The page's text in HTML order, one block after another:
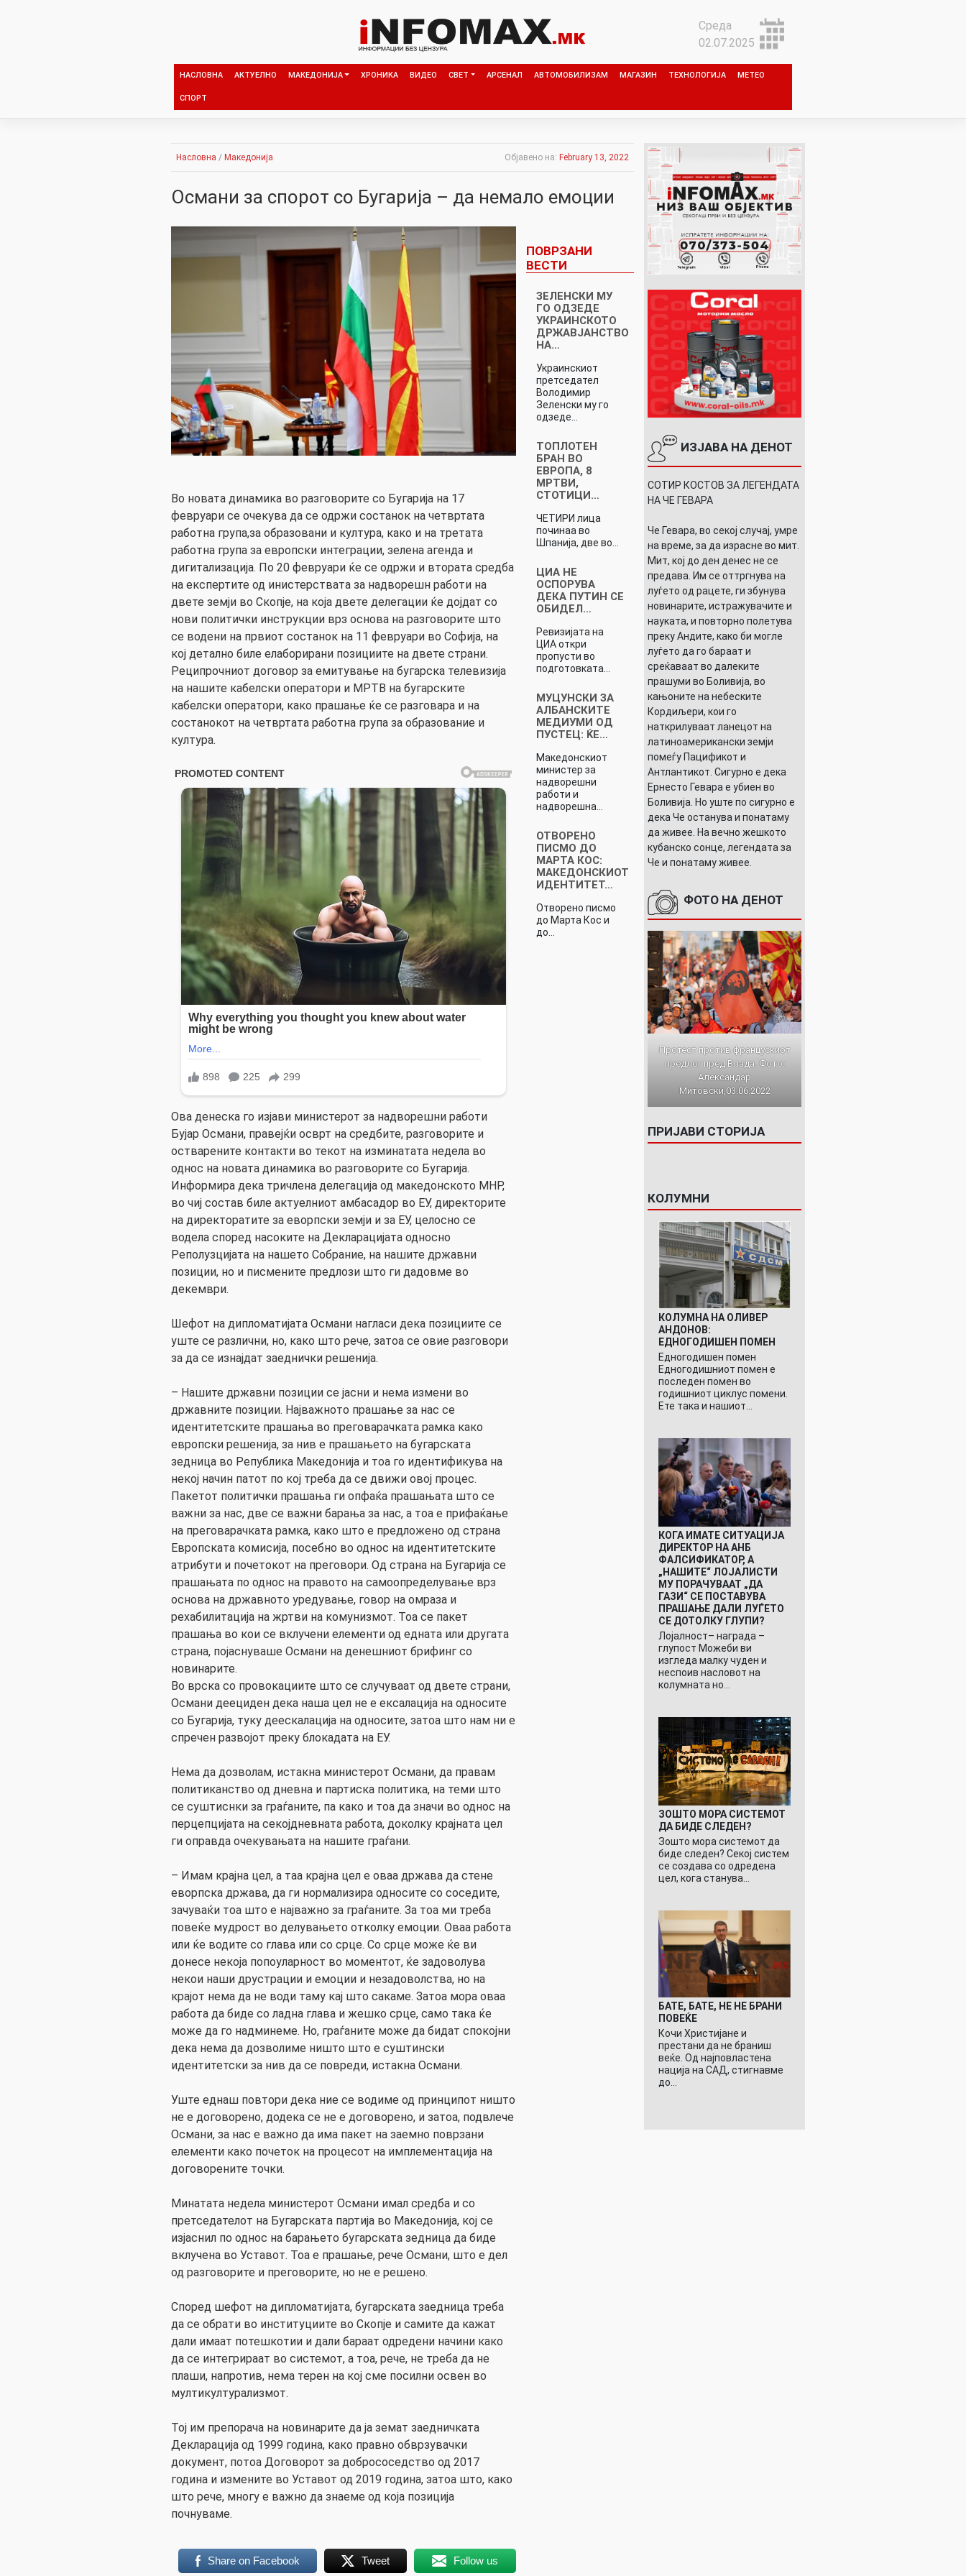
Среда
02.07.2025
НАСЛОВНА АКТУЕЛНО МАКЕДОНИЈА ХРОНИКА ВИДЕО СВЕТ АРСЕНАЛ АВТОМОБИЛИЗАМ МАГАЗИН ТЕХНОЛОГИЈА МЕТЕО
СПОРТ
Насловна / Македонија Објавено на: February 13, 2022
Османи за спорот со Бугарија – да немало емоции
Во новата динамика во разговорите со Бугарија на 17
февруари се очекува да се одржи состанок на четвртата
работна група,за образовани и култура, како и на третата
работна група за европски интеграции, зелена агенда и
дигитализација. По 20 февруари ќе се одржи и втората средба
на експертите од инистерствата за надворешн работи на
двете земји во Скопје, на која двете делегации ќе дојдат со
нови политички инструкции врз основа на разговорите што
се водени на првиот состанок на 11 февруари во Софија, на
кој детално биле елаборирани позициите на двете страни.
Реципрочниот договор за емитување на бугарска телевизија
на нашите кабелски оператори и МРТВ на бугарските
кабелски оператори, како прашање ќе се разговара и на
состанокот на четвртата работна група за образование и
култура.
Ова денеска го изјави министерот за надворешни работи
Бујар Османи, правејќи осврт на средбите, разговорите и
остварените контакти во текот на изминатата недела во
однос на новата динамика во разговорите со Бугарија.
Информира дека тричлена делегација од македонското МНР,
во чиј состав биле актуелниот амбасадор во ЕУ, директорите
на директоратите за еворпски земји и за ЕУ, целосно се
водела според насоките на Декларацијата односно
Реполузцијата на нашето Собрание, на нашите државни
позиции, но и писмените предлози што ги дадовме во
декември.
Шефот на дипломатијата Османи нагласи дека позициите се
уште се различни, но, како што рече, затоа се овие разговори
за да се изнајдат заеднички решенија.
– Нашите државни позиции се јасни и нема измени во
државните позиции. Најважното прашање за нас се
идентитетските прашања во преговарачката рамка како
европски решенија, за нив е прашањето на бугарската
зедница во Република Македонија и тоа го идентификува на
некој начин патот по кој треба да се движи овој процес.
Пакетот политички прашања ги опфаќа прашањата што се
важни за нас, две се важни барања за нас, а тоа е прифаќање
на преговарачката рамка, како што е предложено од страна
Европската комисија, посебно во однос на идентитетските
атрибути и почетокот на преговори. Од страна на Бугарија се
прашањата по однос на правото на самоопределување врз
основа на државното уредување, говор на омраза и
рехабилитација на жртви на комунизмот. Тоа се пакет
прашања во кои се вклучени елементи од едната или другата
страна, појаснуваше Османи на денешниот брифинг со
новинарите.
Во врска со провокациите што се случуваат од двете страни,
Османи деециден дека наша цел не е ексалација на односите
со Бугарија, туку деескалација на односите, затоа што нам ни е
спречен развојот преку блокадата на ЕУ.
Нема да дозволам, истакна министерот Османи, да правам
политиканство од дневна и партиска политика, на теми што
се суштиснки за граѓаните, па како и тоа да значи во однос на
перцепцијата на секојдневната работа, доколку крајната цел
ги оправда очекувањата на нашите граѓани.
– Имам крајна цел, а таа крајна цел е оваа држава да стене
еворпска држава, да ги нормализира односите со соседите,
зачуваќи тоа што е најважно за граѓаните. За тоа ми треба
повеќе мудрост во делувањето отколку емоции. Оваа работа
или ќе водите со глава или со срце. Со срце може ќе ви
донесе некоја попоуларност во моментот, ќе задоволува
некои наши друстрации и емоции и незадоволства, но на
крајот нема да не води таму кај што сакаме. Затоа мора оваа
работа да биде со ладна глава и жешко срце, само така ќе
може да го надминеме. Но, граѓаните може да бидат спокојни
дека нема да дозволиме ништо што е суштински
идентитетски за нив да се повреди, истакна Османи.
Уште еднаш повтори дека ние се водиме од принципот ништо
не е договорено, додека се не е договорено, и затоа, подвлече
Османи, за нас е важно да има пакет на заемно поврзани
елементи како почеток на процесот на имплементација на
договорените точки.
Минатата недела министерот Османи имал средба и со
претседателот на Бугарската партија во Македонија, кој се
изјаснил по однос на барањето бугарската зедница да биде
вклучена во Уставот. Тоа е прашање, рече Османи, што е дел
од разговорите и преговорите, но не е решено.
Според шефот на дипломатијата, бугарската заедница треба
да се обрати во институциите во Скопје и самите да кажат
дали имаат потешкотии и дали бараат одредени начини како
да се интегрираат во системот, а тоа, рече, не треба да не
плаши, напротив, нема терен на кој сме посилни освен во
мултикултурализмот.
Тој им препорача на новинарите да ја земат заедничката
Декларација од 1999 година, како правно обврзувачки
документ, потоа Договорот за добрососедство од 2017
година и измените во Уставот од 2019 година, затоа што, како
што рече, многу е важно да знаеме од која позиција
почнуваме.
Share on Facebook Tweet Follow us
ПОВРЗАНИ
ВЕСТИ
ЗЕЛЕНСКИ МУ
ГО ОДЗЕДЕ
УКРАИНСКОТО
ДРЖАВЈАНСТВО
НА…
Украинскиот
претседател
Володимир
Зеленски му го
одзеде…
ТОПЛОТЕН
БРАН ВО
ЕВРОПА, 8
МРТВИ,
СТОТИЦИ…
ЧЕТИРИ лица
починаа во
Шпанија, две во…
ЦИА НЕ
ОСПОРУВА
ДЕКА ПУТИН СЕ
ОБИДЕЛ…
Ревизијата на
ЦИА откри
пропусти во
подготовката…
МУЦУНСКИ ЗА
АЛБАНСКИТЕ
МЕДИУМИ ОД
ПУСТЕЦ: ЌЕ…
Македонскиот
министер за
надворешни
работи и
надворешна…
ОТВОРЕНО
ПИСМО ДО
МАРТА КОС:
МАКЕДОНСКИОТ
ИДЕНТИТЕТ…
Отворено писмо
до Марта Кос и
до…
ИЗЈАВА НА ДЕНОТ
СОТИР КОСТОВ ЗА ЛЕГЕНДАТА
НА ЧЕ ГЕВАРА
Че Гевара, во секој случај, умре
на време, за да израсне во мит.
Мит, кој до ден денес не се
предава. Им се оттргнува на
луѓето од рацете, ги збунува
новинарите, истражувачите и
науката, и повторно полетува
преку Андите, како би могле
луѓето да го бараат и
среќаваат во далеките
прашуми во Боливија, во
кањоните на небеските
Кордиљери, кои го
наткрилуваат ланецот на
латиноамерикански земји
помеѓу Пацификот и
Антлантикот. Сигурно е дека
Ернесто Гевара е убиен во
Боливија. Но уште по сигурно е
дека Че останува и понатаму
да живее. На вечно жешкото
кубанско сонце, легендата за
Че и понатаму живее.
ФОТО НА ДЕНОТ
Протест против францускиот
предлог пред Влада. Фото:
Александар
Митовски,03.06.2022
ПРИЈАВИ СТОРИЈА
КОЛУМНИ
КОЛУМНА НА ОЛИВЕР
АНДОНОВ:
ЕДНОГОДИШЕН ПОМЕН
Едногодишен помен
Едногодишниот помен е
последен помен во
годишниот циклус помени.
Ете така и нашиот…
КОГА ИМАТЕ СИТУАЦИЈА
ДИРЕКТОР НА АНБ
ФАЛСИФИКАТОР, А
„НАШИТЕ“ ЛОЈАЛИСТИ
МУ ПОРАЧУВААТ „ДА
ГАЗИ“ СЕ ПОСТАВУВА
ПРАШАЊЕ ДАЛИ ЛУЃЕТО
СЕ ДОТОЛКУ ГЛУПИ?
Лојалност– награда –
глупост Можеби ви
изгледа малку чуден и
неспоив насловот на
колумната но…
ЗОШТО МОРА СИСТЕМОТ
ДА БИДЕ СЛЕДЕН?
Зошто мора системот да
биде следен? Секој систем
се создава со одредена
цел, кога станува…
БАТЕ, БАТЕ, НЕ НЕ БРАНИ
ПОВЕЌЕ
Кочи Христијане и
престани да не браниш
веќе. Од најповластена
нација на САД, стигнавме
до…